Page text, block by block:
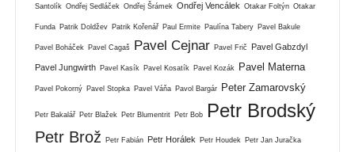
Santolík Ondřej Sedláček Ondřej Šrámek Ondřej Vencálek Otakar Foltýn Otakar
Funda Patrik Doldžev Patrik Kořenář Paul Ermite Paulína Tabery Pavel Bakule
Pavel Boháček Pavel Cagaš Pavel Cejnar Pavel Frič Pavel Gabzdyl
Pavel Jungwirth Pavel Kasík Pavel Kosatík Pavel Kozák Pavel Materna
Pavel Pokorný Pavel Stopka Pavel Váňa Pavol Bargár Peter Zamarovský
Petr Bakalář Petr Blažek Petr Blumentrit Petr Bob Petr Brodský
Petr Brož Petr Fabián Petr Horálek Petr Houdek Petr Jan Juračka